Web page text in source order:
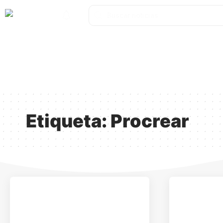
Etiqueta:Procrear